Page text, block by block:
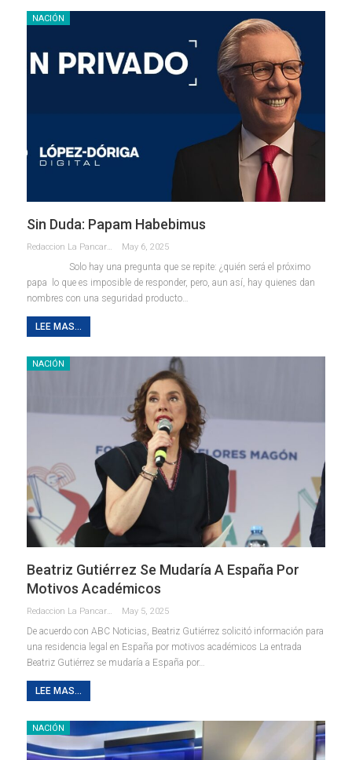
NACIÓN
Sin Duda: Papam Habebimus
Redaccion La Pancarta De Quintana Roo May 6, 2025
Solo hay una pregunta que se repite: ¿quién será el próximo
papa lo que es imposible de responder, pero, aun así, hay quienes dan
nombres con una seguridad producto…
LEE MAS...
NACIÓN
Beatriz Gutiérrez Se Mudaría A España Por
Motivos Académicos
Redaccion La Pancarta De Quintana Roo May 5, 2025
De acuerdo con ABC Noticias, Beatriz Gutiérrez solicitó información para
una residencia legal en España por motivos académicos La entrada
Beatriz Gutiérrez se mudaría a España por…
LEE MAS...
NACIÓN